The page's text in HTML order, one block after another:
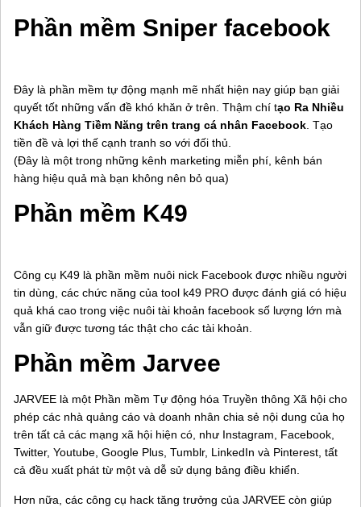
Phần mềm Sniper facebook
Đây là phần mềm tự động mạnh mẽ nhất hiện nay giúp bạn giải
quyết tốt những vấn đề khó khăn ở trên. Thậm chí tạo Ra Nhiều
Khách Hàng Tiềm Năng trên trang cá nhân Facebook . Tạo
tiền đề và lợi thế cạnh tranh so với đối thủ.
(Đây là một trong những kênh marketing miễn phí, kênh bán
hàng hiệu quả mà bạn không nên bỏ qua)
Phần mềm K49
Công cụ K49 là phần mềm nuôi nick Facebook được nhiều người
tin dùng, các chức năng của tool k49 PRO được đánh giá có hiệu
quả khá cao trong việc nuôi tài khoản facebook số lượng lớn mà
vẫn giữ được tương tác thật cho các tài khoản.
Phần mềm Jarvee
JARVEE là một Phần mềm Tự động hóa Truyền thông Xã hội cho
phép các nhà quảng cáo và doanh nhân chia sẻ nội dung của họ
trên tất cả các mạng xã hội hiện có, như Instagram, Facebook,
Twitter, Youtube, Google Plus, Tumblr, LinkedIn và Pinterest, tất
cả đều xuất phát từ một và dễ sử dụng bảng điều khiển.
Hơn nữa, các công cụ hack tăng trưởng của JARVEE còn giúp